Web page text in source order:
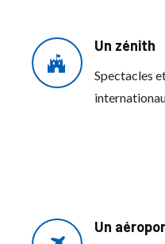
Un zénith
Spectacles
Un